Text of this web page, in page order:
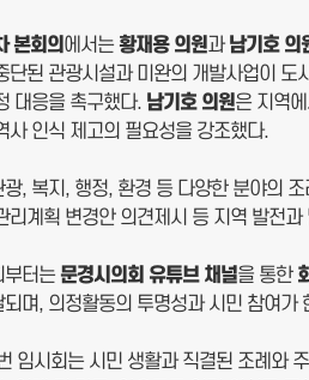
본회의 에서는 황재용 의원과남기호 의
단된 관광시설과 미완의 개발사업이
대응을 촉구했다. 남기호 의원은 지역
사 인식 제고의 필요성을 강조했다.
, 복지, 행정, 환경 등 다양한 분야의
리계획 변경안 의견제시 등 지역 발전과
부터는 문경시의회 유튜브 채널을 통한
며, 의정활동의 투명성과 시민 참여가
임시회는 시민 생활과 직결된 조례와